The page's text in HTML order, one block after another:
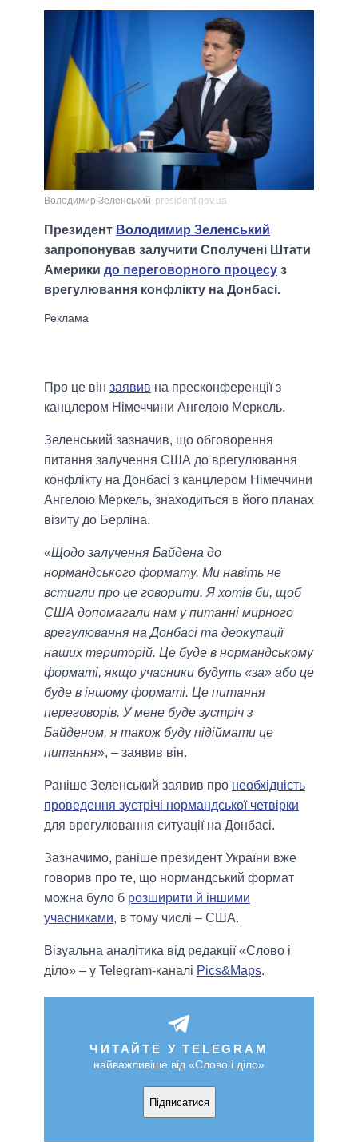
Володимир Зеленський president.gov.ua
Президент Володимир Зеленський
запропонував залучити Сполучені Штати
Америки до переговорного процесу з
врегулювання конфлікту на Донбасі.
Про це він заявив на пресконференції з
канцлером Німеччини Ангелою Меркель.
Зеленський зазначив, що обговорення
питання залучення США до врегулювання
конфлікту на Донбасі з канцлером Німеччини
Ангелою Меркель, знаходиться в його планах
візиту до Берліна.
«Щодо залучення Байдена до
нормандського формату. Ми навіть не
встигли про це говорити. Я хотів би, щоб
США допомагали нам у питанні мирного
врегулювання на Донбасі та деокупації
наших територій. Це буде в нормандському
форматі, якщо учасники будуть «за» або це
буде в іншому форматі. Це питання
переговорів. У мене буде зустріч з
Байденом, я також буду підіймати це
питання», – заявив він.
Раніше Зеленський заявив про необхідність
проведення зустрічі нормандської четвірки
для врегулювання ситуації на Донбасі.
Зазначимо, раніше президент України вже
говорив про те, що нормандський формат
можна було б розширити й іншими
учасниками, в тому числі – США.
Візуальна аналітика від редакції «Слово і
діло» – у Telegram-каналі Pics&Maps.
ЧИТАЙТЕ У TELEGRAM
найважливіше від «Слово і діло»
Підписатися